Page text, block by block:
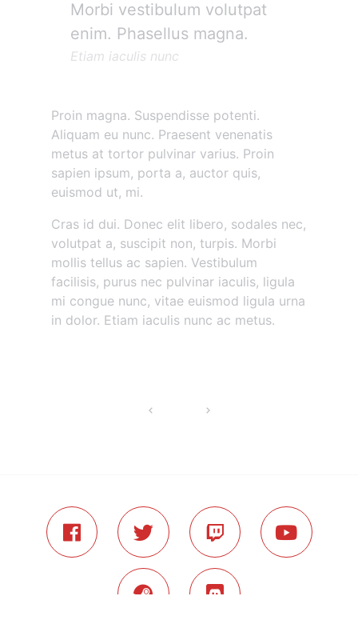
Morbi vestibulum volutpat
enim. Phasellus magna.
Etiam iaculis nunc
Proin magna. Suspendisse potenti.
Aliquam eu nunc. Praesent venenatis
metus at tortor pulvinar varius. Proin
sapien ipsum, porta a, auctor quis,
euismod ut, mi.
Cras id dui. Donec elit libero, sodales nec,
volutpat a, suscipit non, turpis. Morbi
mollis tellus ac sapien. Vestibulum
facilisis, purus nec pulvinar iaculis, ligula
mi congue nunc, vitae euismod ligula urna
in dolor. Etiam iaculis nunc ac metus.